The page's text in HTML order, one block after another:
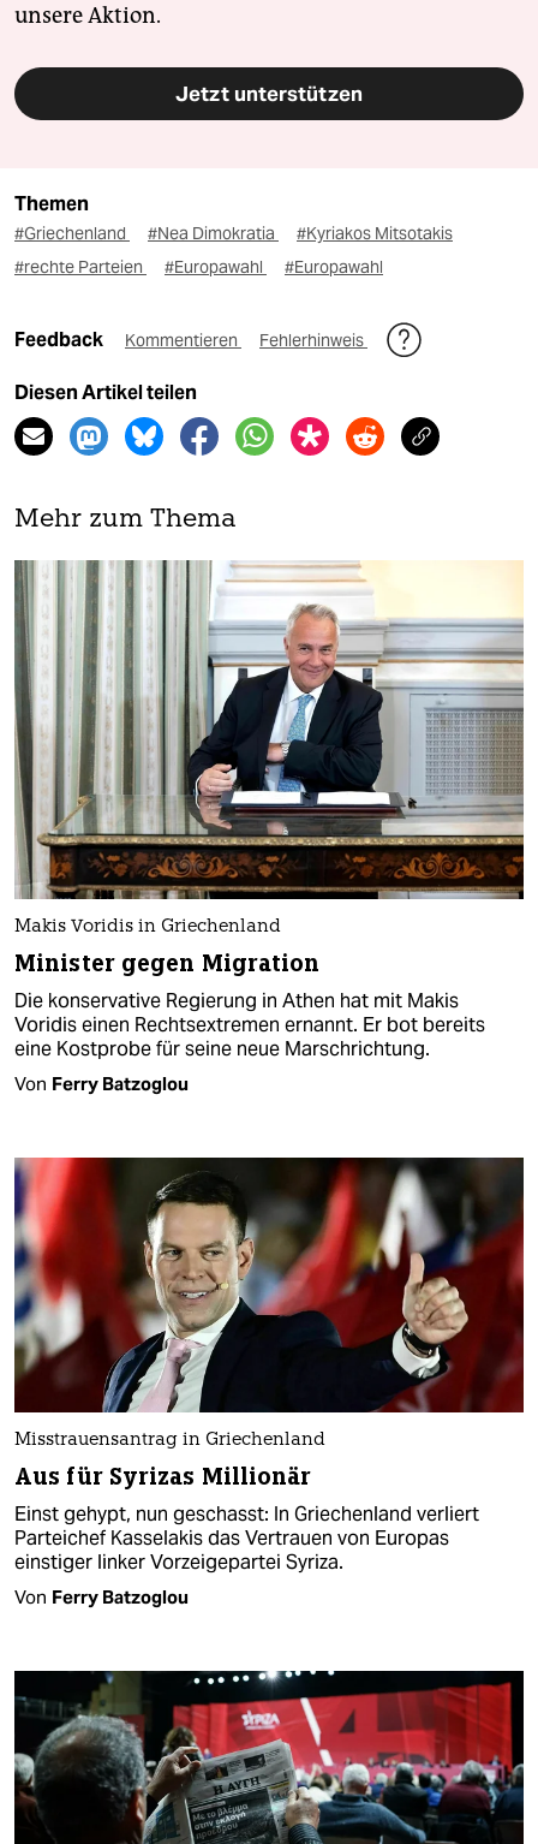
unsere Aktion.
Jetzt unterstützen
Themen
#Griechenland #Nea Dimokratia
#Kyriakos Mitsotakis
#rechte Parteien
#Europawahl #Europawahl
Feedback Kommentieren Fehlerhinweis
Diesen Artikel teilen
Mehr zum Thema
Makis Voridis in Griechenland
Minister gegen Migration
Die konservative Regierung in Athen hat mit Makis
Voridis einen Rechtsextremen ernannt. Er bot bereits
eine Kostprobe für seine neue Marschrichtung.
Von Ferry Batzoglou
Misstrauensantrag in Griechenland
Aus für Syrizas Millionär
Einst gehypt, nun geschasst: In Griechenland verliert
Parteichef Kasselakis das Vertrauen von Europas
einstiger linker Vorzeigepartei Syriza.
Von Ferry Batzoglou